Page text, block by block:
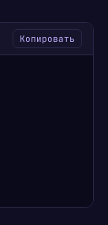
Копировать